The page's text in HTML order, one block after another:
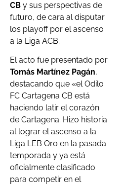
CB y sus perspectivas de
futuro, de cara al disputar
los playoff por el ascenso
a la Liga ACB.
El acto fue presentado por
Tomás Martínez Pagán,
destacando que «el Odilo
FC Cartagena CB está
haciendo latir el corazón
de Cartagena. Hizo historia
al lograr el ascenso a la
Liga LEB Oro en la pasada
temporada y ya está
oficialmente clasificado
para competir en el